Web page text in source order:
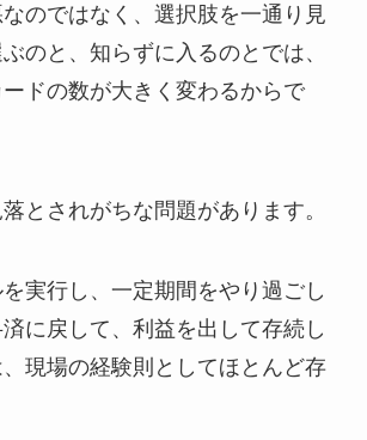
のではなく、選択肢を一通り見
のと、知らずに入るのとでは、
ドの数が大きく変わるからで
とされがちな問題があります。
実行し、一定期間をやり過ごし
に戻して、利益を出して存続し
現場の経験則としてほとんど存